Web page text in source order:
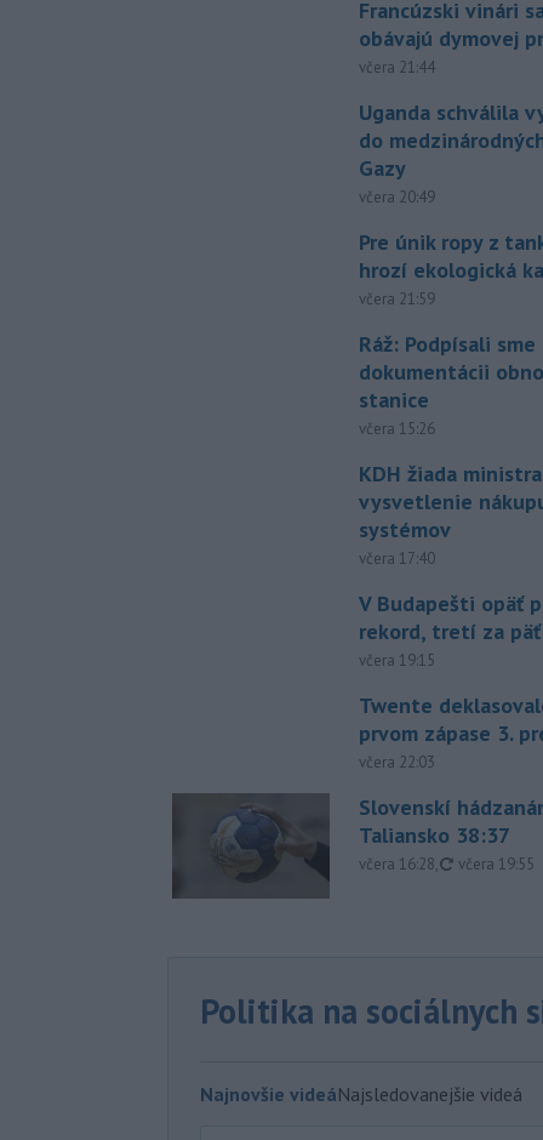
Francúzski vinári
obávajú dymovej
včera 21:44
Uganda schválila
do
Gazy
včera 20:49
Pre únik ropy z
hrozí ekologická
včera 21:59
Ráž: Podpísali
dokumentácii
stanice
včera 15:26
KDH žiada
vysvetlenie
systémov
včera 17:40
V Budapešti opäť
rekord, tretí za
včera 19:15
Twente
prvom zápase 3.
včera 22:03
Slovenskí
Taliansko 38:37
včera 16:28, aktualizované
včera 19:55
Politika na sociálnych
Najnovšie videáNajsledovanejšie videá